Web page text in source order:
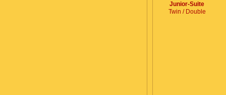
Junior-Suite
Twin / Double